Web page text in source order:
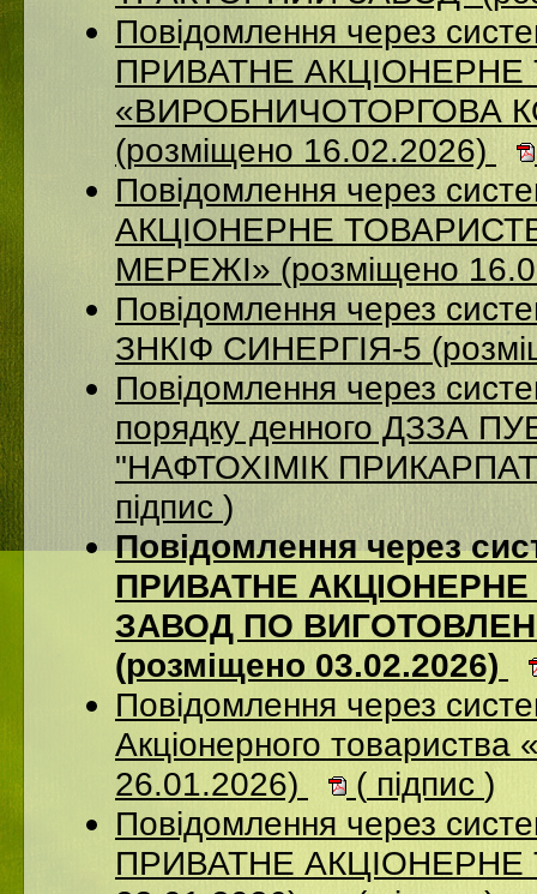
Повідомлення через
ПРИВАТНЕ
«ВИРОБНИЧОТОРГОВА
(розміщено 16.02.2026)
Повідомлення через
АКЦІОНЕРНЕ
МЕРЕЖІ» (розміщено
Повідомлення через
ЗНКІФ СИНЕРГІЯ-5
Повідомлення через
порядку денного ДЗЗА
"НАФТОХІМІК
підпис )
Повідомлення через
ПРИВАТНЕ
ЗАВОД ПО
(розміщено 03.02.2026)
Повідомлення через
Акціонерного
26.01.2026)
( підпис )
Повідомлення через
ПРИВАТНЕ АКЦІОНЕРНЕ